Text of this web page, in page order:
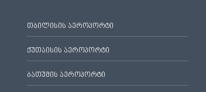
თბილისის აეროპორტი
ქუთაისის აეროპორტი
ბათუმის აეროპორტი